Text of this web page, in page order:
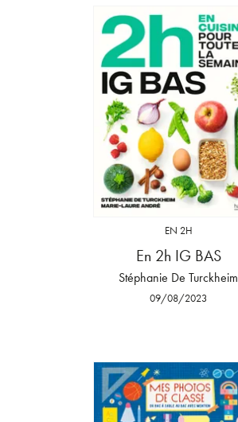
EN 2H
En 2h IG BAS
Stéphanie De Turckheim
09/08/2023